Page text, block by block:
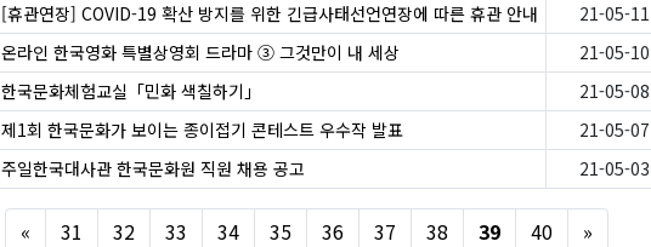
[휴관연장] COVID-19 확산 방지를 위한 긴급사태선언연장에 따른 휴관 안내 21-05-11
온라인 한국영화 특별상영회 드라마 ③ 그것만이 내 세상 21-05-10
한국문화체험교실「민화 색칠하기」 21-05-08
제1회 한국문화가 보이는 종이접기 콘테스트 우수작 발표 21-05-07
주일한국대사관 한국문화원 직원 채용 공고 21-05-03
« Previous
31 32 33 34 35 36 37 38 39 40 »